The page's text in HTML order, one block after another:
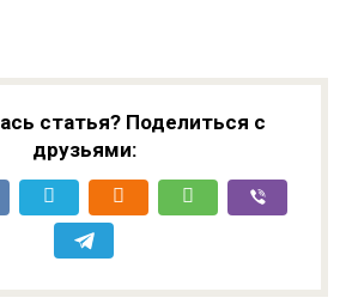
статья? Поделиться с
друзьями: